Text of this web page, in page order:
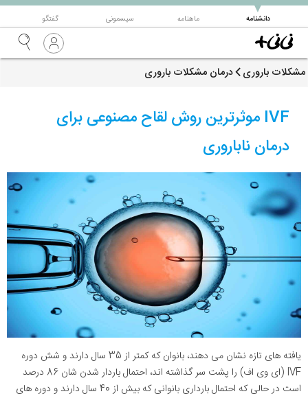
دانشنامه
▼ ماهنامه سیسمونی گفتگو
مشکلات باروری درمان مشکلات باروری
IVF موثرترین روش لقاح مصنوعی برای
درمان ناباروری
یافته های تازه نشان می دهند، بانوان که کمتر از 35 سال دارند و شش دوره
IVF (ای وی اف) را پشت سر گذاشته اند، احتمال باردار شدن شان 86 درصد
است در حالی که احتمال بارداری بانوانی که بیش از 40 سال دارند و دوره های